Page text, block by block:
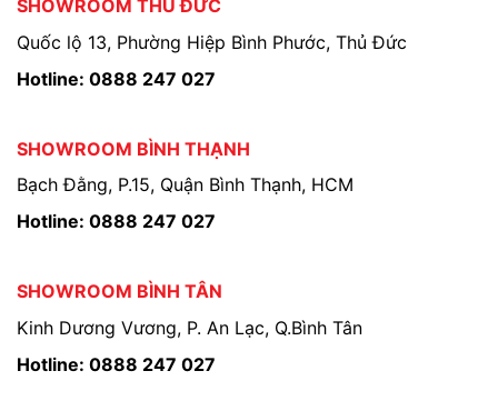
SHOWROOM THỦ ĐỨC
Quốc lộ 13, Phường Hiệp Bình Phước, Thủ Đức
Hotline: 0888 247 027
SHOWROOM BÌNH THẠNH
Bạch Đằng, P.15, Quận Bình Thạnh, HCM
Hotline: 0888 247 027
SHOWROOM BÌNH TÂN
Kinh Dương Vương, P. An Lạc, Q.Bình Tân
Hotline: 0888 247 027